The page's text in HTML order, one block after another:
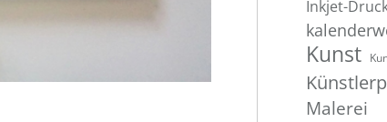
Inkjet-
Kunst
Malerei